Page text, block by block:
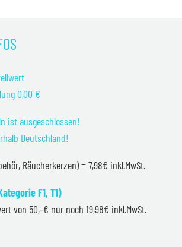
0,00 €
ist ausgeschlossen!
Deutschland!
Räucherkerzen) = 7,98€ inkl.MwSt.
F1, T1)
von 50,-€ nur noch 19,98€ inkl.MwSt.